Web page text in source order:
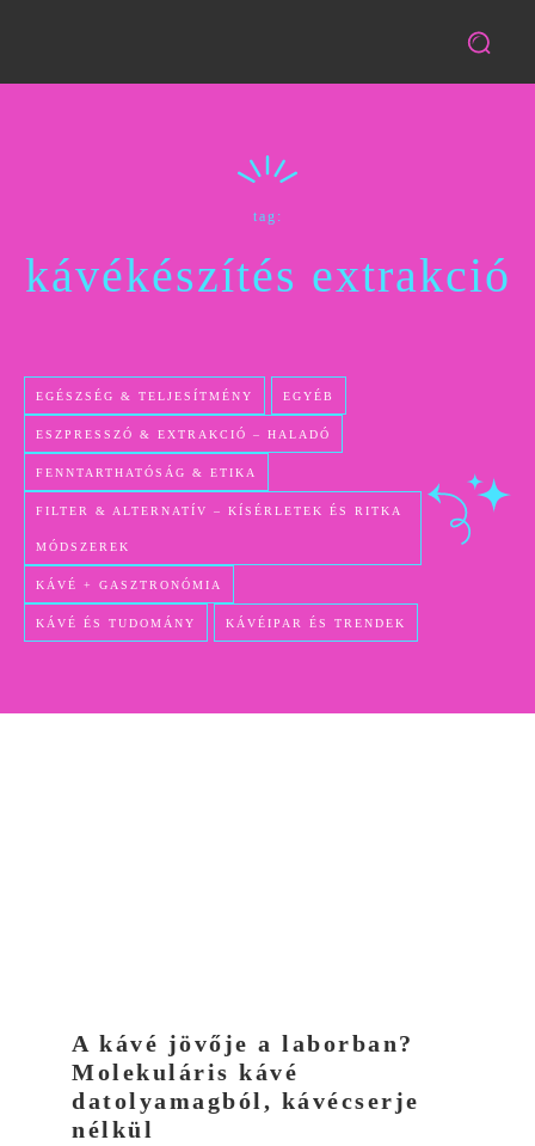
tag:
kávékészítés extrakció
EGÉSZSÉG & TELJESÍTMÉNY EGYÉB
ESZPRESSZÓ & EXTRAKCIÓ – HALADÓ
FENNTARTHATÓSÁG & ETIKA
FILTER & ALTERNATÍV – KÍSÉRLETEK ÉS RITKA
MÓDSZEREK
KÁVÉ + GASZTRONÓMIA
KÁVÉ ÉS TUDOMÁNY KÁVÉIPAR ÉS TRENDEK
A kávé jövője a laborban?
Molekuláris kávé
datolyamagból, kávécserje
nélkül